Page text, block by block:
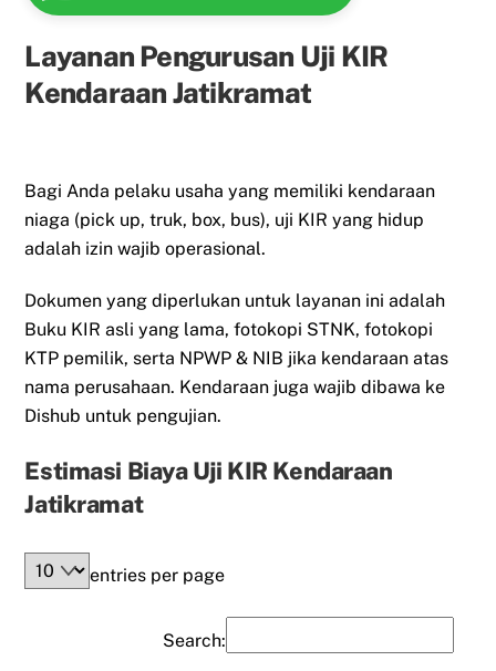
Layanan Pengurusan Uji KIR
Kendaraan Jatikramat
Bagi Anda pelaku usaha yang memiliki kendaraan
niaga (pick up, truk, box, bus), uji KIR yang hidup
adalah izin wajib operasional.
Dokumen yang diperlukan untuk layanan ini adalah
Buku KIR asli yang lama, fotokopi STNK, fotokopi
KTP pemilik, serta NPWP & NIB jika kendaraan atas
nama perusahaan. Kendaraan juga wajib dibawa ke
Dishub untuk pengujian.
Estimasi Biaya Uji KIR Kendaraan
Jatikramat
entries per page
Search: